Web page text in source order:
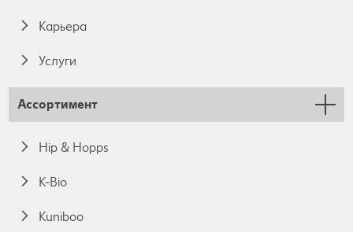
Карьера
Услуги
Ассортимент
Hip & Hopps
K-Bio
Kuniboo